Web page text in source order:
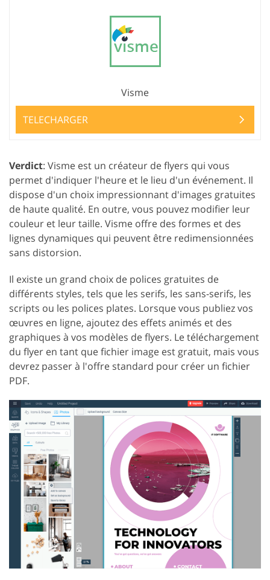
Visme
TELECHARGER
Verdict: Visme est un créateur de flyers qui vous
permet d'indiquer l'heure et le lieu d'un événement. Il
dispose d'un choix impressionnant d'images gratuites
de haute qualité. En outre, vous pouvez modifier leur
couleur et leur taille. Visme offre des formes et des
lignes dynamiques qui peuvent être redimensionnées
sans distorsion.
Il existe un grand choix de polices gratuites de
différents styles, tels que les serifs, les sans-serifs, les
scripts ou les polices plates. Lorsque vous publiez vos
œuvres en ligne, ajoutez des effets animés et des
graphiques à vos modèles de flyers. Le téléchargement
du flyer en tant que fichier image est gratuit, mais vous
devrez passer à l'offre standard pour créer un fichier
PDF.